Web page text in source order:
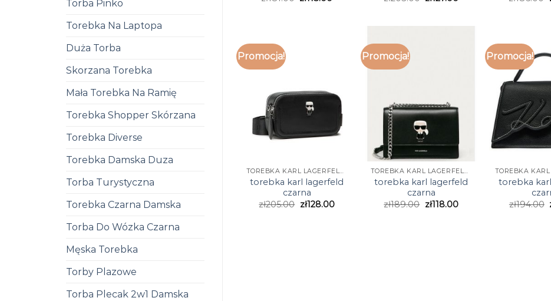
Torba Pinko
Torebka Na Laptopa
Duża Torba
Skorzana Torebka
Mała Torebka Na Ramię
Torebka Shopper Skórzana
Torebka Diverse
Torebka Damska Duza
Torba Turystyczna
Torebka Czarna Damska
Torba Do Wózka Czarna
Męska Torebka
Torby Plazowe
Torba Plecak 2w1 Damska
Promocja!
TOREBKA KARL LAGERFELD CZARNA
torebka karl lagerfeld
czarna
zł205.00 zł128.00
Promocja!
TOREBKA KARL LAGERFELD CZARNA
torebka karl lagerfeld
czarna
zł189.00 zł118.00
Promocja!
torebka
zł194.00